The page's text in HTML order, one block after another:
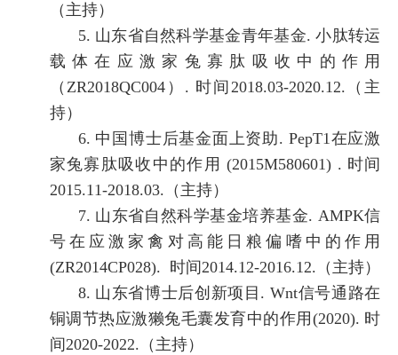
（主持）
5. 山东省自然科学基金青年基金.小肽转运
载体在应激家兔寡肽吸收中的作用
（ZR2018QC004 ） . 时间 2018.03-2020.12. （主
持）
6. 中国博士后基金面上资助. PepT1在应激
家兔寡肽吸收中的作用(2015M580601) . 时间
2015.11-2018.03. （主持）
7. 山东省自然科学基金培养基金. AMPK信
号在应激家禽对高能日粮偏嗜中的作用
(ZR2014CP028). 时间2014.12-2016.12. （主持）
8. 山东省博士后创新项目 . Wnt信号通路在
铜调节热应激獭兔毛囊发育中的作用 (2020). 时
间2020-2022. （主持）